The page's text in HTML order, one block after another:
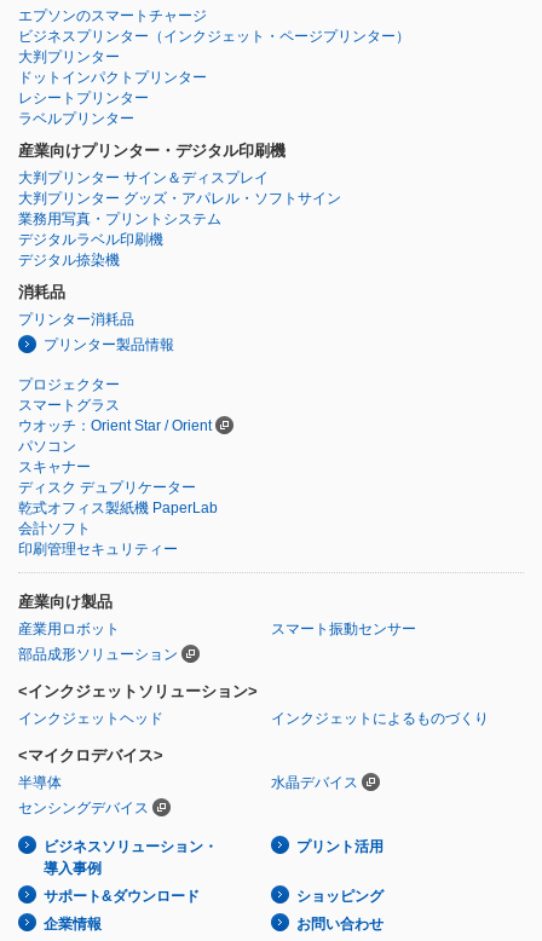
エプソンのスマートチャージ
ビジネスプリンター （インクジェット・ページプリンター）
大判プリンター
ドットインパクトプリンター
レシートプリンター
ラベルプリンター
産業向けプリンター・デジタル印刷機
大判プリンター サイン＆ディスプレイ
大判プリンター グッズ・アパレル・ソフトサイン
業務用写真・プリントシステム
デジタルラベル印刷機
デジタル捺染機
消耗品
プリンター消耗品
プリンター製品情報
プロジェクター
スマートグラス
ウオッチ：Orient Star / Orient
パソコン
スキャナー
ディスク デュプリケーター
乾式オフィス製紙機 PaperLab
会計ソフト
印刷管理セキュリティー
産業向け製品
産業用ロボット
スマート振動センサー
部品成形ソリューション
<インクジェットソリューション>
インクジェットヘッド インクジェットによるものづくり
<マイクロデバイス>
半導体
水晶デバイス
センシングデバイス
ビジネスソリューション・
導入事例
プリント活用
サポート&ダウンロード
ショッピング
企業情報
お問い合わせ